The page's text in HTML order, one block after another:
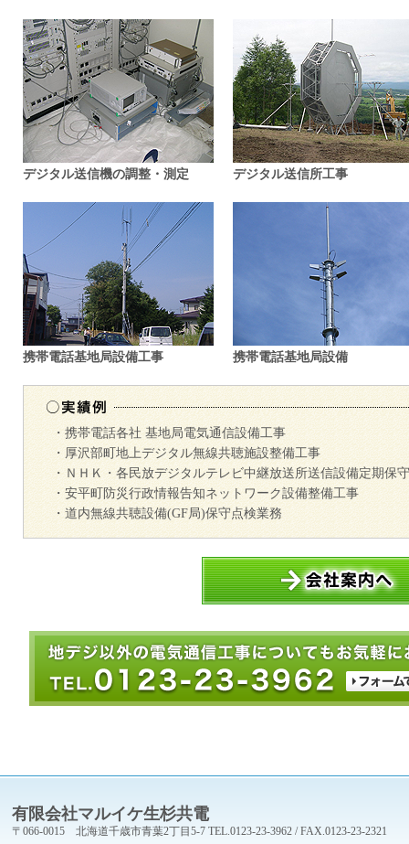
デジタル送信機の調整・測定 デジタル送信所工事
携帯電話基地局設備工事 携帯電話基地局設備
・携帯電話各社 基地局電気通信設備工事
・厚沢部町地上デジタル無線共聴施設整備工事
・ＮＨＫ・各民放デジタルテレビ中継放送所送信設備定期保守
・安平町防災行政情報告知ネットワーク設備整備工事
・道内無線共聴設備(GF局)保守点検業務
有限会社マルイケ生杉共電
〒066-0015 北海道千歳市青葉2丁目5-7 TEL.0123-23-3962 / FAX.0123-23-2321